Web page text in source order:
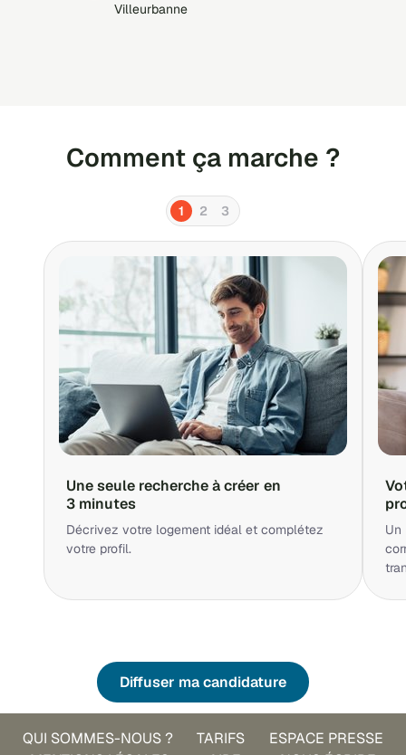
Villeurbanne
Comment ça marche ?
1 2 3
Une seule recherche à créer en
3 minutes
Décrivez votre logement idéal et complétez
votre profil.
Un
Diffuser ma candidature
QUI SOMMES-NOUS ? TARIFS
ESPACE PRESSE